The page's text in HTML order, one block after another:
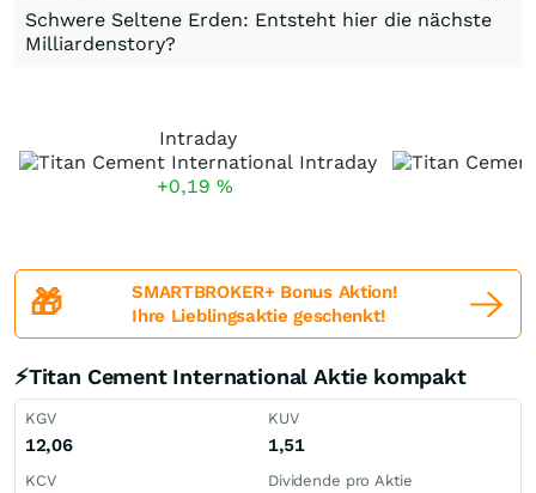
Schwere Seltene Erden: Entsteht hier die nächste
Milliardenstory?
Intraday
+0,19 %
🎁
SMARTBROKER+ Bonus Aktion!
Ihre Lieblingsaktie geschenkt!
⚡Titan Cement International Aktie kompakt
KGV
12,06
KUV
1,51
KCV Dividende pro Aktie